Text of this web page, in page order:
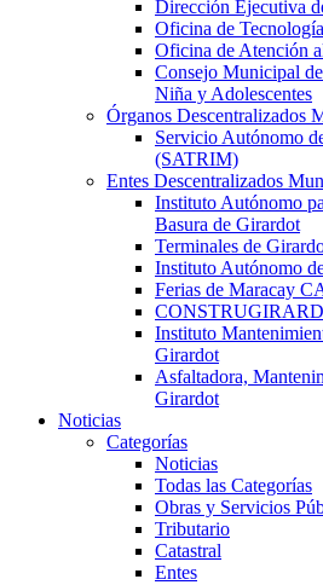
Dirección Ejecutiva
Oficina de
Oficina de Atención
Consejo Municipal
Niña y Adolescentes
Órganos Descentralizados
Servicio Autónomo
(SATRIM)
Entes Descentralizados
Instituto Autónomo
Basura de Girardot
Terminales de
Instituto Autónomo
Ferias de Maracay
Instituto
Girardot
Asfaltadora,
Girardot
Noticias
Categorías
Noticias
Todas las Categorías
Obras y Servicios
Tributario
Catastral
Entes